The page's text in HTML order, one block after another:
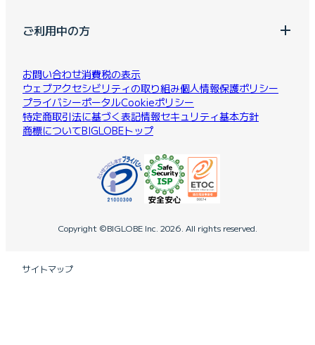
ご利用中の方
お問い合わせ消費税の表示
ウェブアクセシビリティの取り組み個人情報保護ポリシー
プライバシーポータルCookieポリシー
特定商取引法に基づく表記情報セキュリティ基本方針
商標についてBIGLOBEトップ
Copyright ©BIGLOBE Inc. 2026. All rights reserved.
サイトマップ